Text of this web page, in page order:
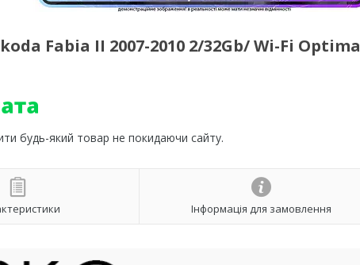
Fabia II 2007-2010 2/32Gb/ Wi-Fi Optima
будь-який товар не покидаючи сайту.
Інформація для замовлення